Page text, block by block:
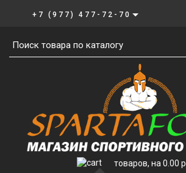
+7 (977) 477-72-70
товаров, на 0.00 р.